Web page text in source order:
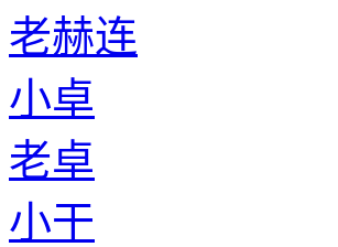
老赫连
小卓
老卓
小干